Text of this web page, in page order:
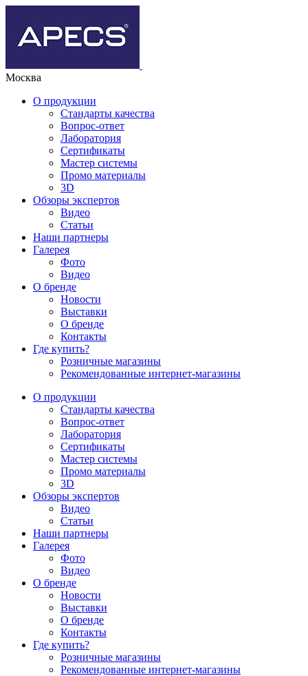
Москва
О продукции
Стандарты качества
Вопрос-ответ
Лаборатория
Сертификаты
Мастер системы
Промо материалы
3D
Обзоры экспертов
Видео
Статьи
Наши партнеры
Галерея
Фото
Видео
О бренде
Новости
Выставки
О бренде
Контакты
Где купить?
Розничные магазины
Рекомендованные интернет-магазины
О продукции
Стандарты качества
Вопрос-ответ
Лаборатория
Сертификаты
Мастер системы
Промо материалы
3D
Обзоры экспертов
Видео
Статьи
Наши партнеры
Галерея
Фото
Видео
О бренде
Новости
Выставки
О бренде
Контакты
Где купить?
Розничные магазины
Рекомендованные интернет-магазины